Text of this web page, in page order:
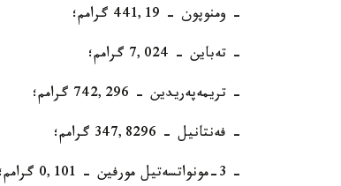
- ومنوپون - 441,19 گرامم؛
- تەباين - 7,024 گرامم؛
- تريمەپەريدين - 742,296 گرامم؛
- فەنتانيل - 347,8296 گرامم؛
- 3-مونواتسەتيل مورفين - 0,101 گرامم؛